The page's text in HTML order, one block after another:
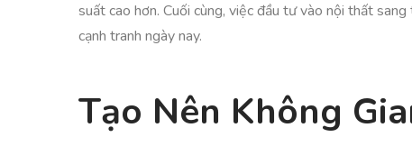
suất cao hơn. Cuối cùng, việc đầu tư vào nội thất
cạnh tranh ngày nay.
Tạo Nên Không